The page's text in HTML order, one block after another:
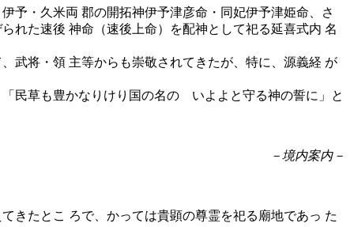
伊予・久米両 郡の開拓神伊予津彦命・同妃伊予津姫命、さ
れた速後 神命（速後上命）を配神として祀る延喜式内 名
武将・領 主等からも崇敬されてきたが、特に、源義経 が
民草も豊かなりけり国の名の いよよと守る神の誓に」と
－境内案内－
たとこ ろで、かっては貴顕の尊霊を祀る廟地であっ た